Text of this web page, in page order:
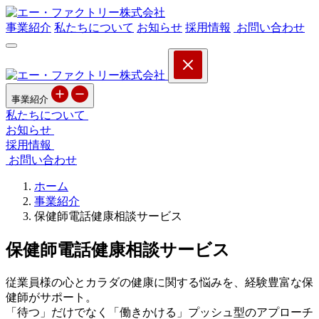
事業紹介 私たちについて お知らせ 採用情報 お問い合わせ
事業紹介
私たちについて
お知らせ
採用情報
お問い合わせ
ホーム
事業紹介
保健師電話健康相談サービス
保健師電話健康相談サービス
従業員様の心とカラダの健康に関する悩みを、経験豊富な保
健師がサポート。
「待つ」だけでなく「働きかける」プッシュ型のアプローチ